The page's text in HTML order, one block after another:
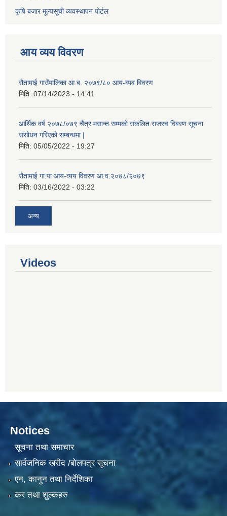
कृषि बजार मूल्यसूची व्यवस्थापन पोर्टल
आय व्यय विवरण
रौतामाई गाउँपालिका आ.ब. २०७९/८० आय-व्यव विवरण
मिति: 07/14/2023 - 14:41
आर्थिक वर्ष २०७८/०७९ चैत्र मसान्त सम्मको संकलित राजस्व विबरण सूचना
संसोधन गरिएको सम्बन्धमा |
मिति: 05/05/2022 - 19:27
रौतामाई गा.पा आय-व्यय विवरण आ.व.२०७८/२०७९
मिति: 03/16/2022 - 03:22
अन्य
Videos
Notices
सूचना तथा समाचार
सार्वजनिक खरीद /बोलपत्र सूचना
एन, कानुन तथा निर्देशिका
कर तथा शुल्कहरु